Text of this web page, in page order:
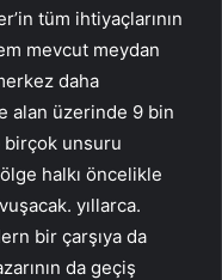
tüm ihtiyaçlarının
mevcut meydan
daha
alan üzerinde 9 bin
birçok unsuru
halkı öncelikle
yıllarca.
bir çarşıya da
da geçiş